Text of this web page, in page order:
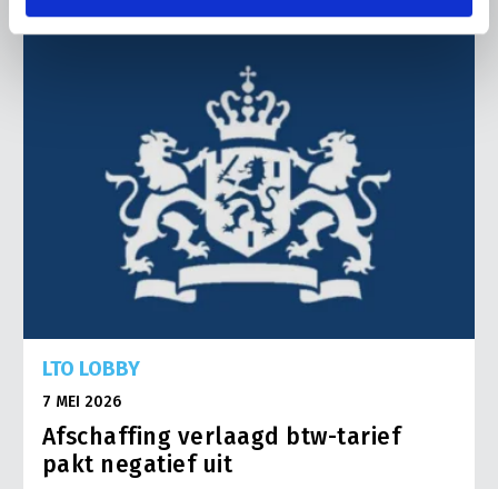
LTO LOBBY
7 MEI 2026
Afschaffing verlaagd btw-tarief
pakt negatief uit